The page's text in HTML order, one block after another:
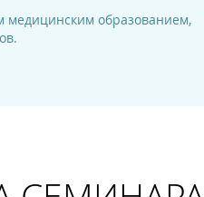
образованием,